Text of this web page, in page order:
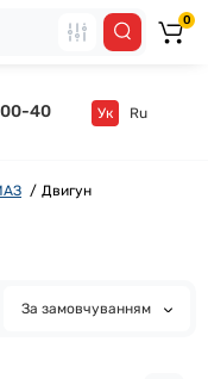
00-40 Ук Ru
0
Двигун
За замовчуванням